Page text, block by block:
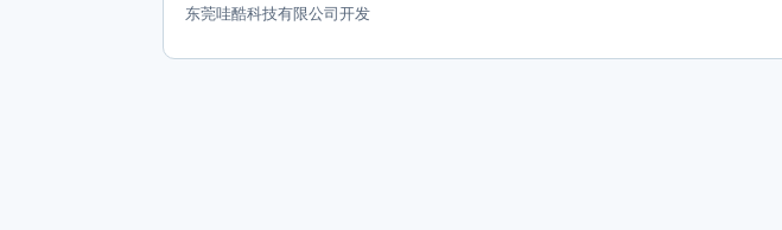
东莞哇酷科技有限公司开发